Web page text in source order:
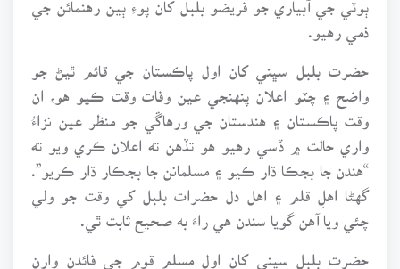
حضرت بلبل سڀني کان اول پاڪستان جي قائم ٿيڻ جو
واضح ۽ چٽو اعلان پنهنجي عين وفات وقت ڪيو هو، ان
وقت پاڪستان ۽ هندستان جي ورهاڱي جو منظر عين نزاءُ
واري حالت ۾ ڏسي رهيو هو تڏهن ته اعلان ڪري ويو ته
“هندن جا بجڪا ڌار ڪيو ۽ مسلمانن جا بجڪار ڌار ڪريو”.
گهڻا اهلِ قلم ۽ اهل دل حضرات بلبل کي وقت جو ولي
چئي ويا آهن گويا سندن هي راءَ به صحيح ثابت ٿي.
حضرت بلبل سڀني کان اول مسلم قوم جي فائدن وارن